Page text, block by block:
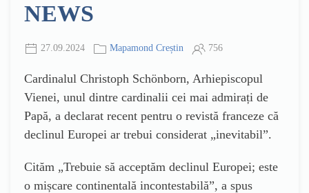
NEWS
27.09.2024 Mapamond Creștin 756
Cardinalul Christoph Schönborn, Arhiepiscopul
Vienei, unul dintre cardinalii cei mai admirați de
Papă, a declarat recent pentru o revistă franceze că
declinul Europei ar trebui considerat „inevitabil”.
Cităm „Trebuie să acceptăm declinul Europei; este
o mișcare continentală incontestabilă”, a spus